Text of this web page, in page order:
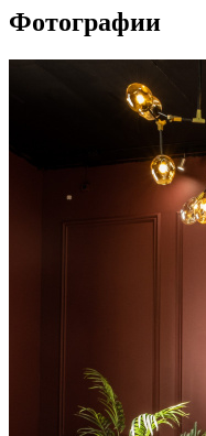
Фотографии